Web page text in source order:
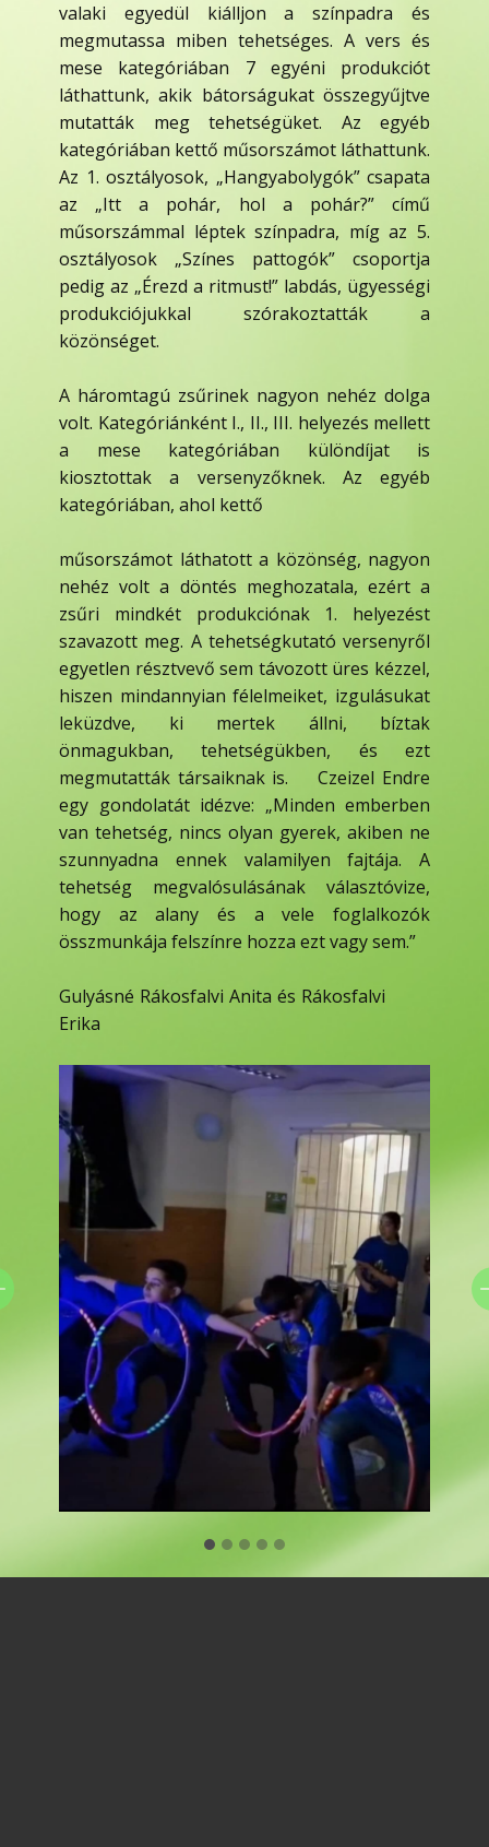
valaki egyedül kiálljon a színpadra és
megmutassa miben tehetséges. A vers és
mese kategóriában 7 egyéni produkciót
láthattunk, akik bátorságukat összegyűjtve
mutatták meg tehetségüket. Az egyéb
kategóriában kettő műsorszámot láthattunk.
Az 1. osztályosok, „Hangyabolygók” csapata
az „Itt a pohár, hol a pohár?” című
műsorszámmal léptek színpadra, míg az 5.
osztályosok „Színes pattogók” csoportja
pedig az „Érezd a ritmust!” labdás, ügyességi
produkciójukkal szórakoztatták a
közönséget.
A háromtagú zsűrinek nagyon nehéz dolga
volt. Kategóriánként I., II., III. helyezés mellett
a mese kategóriában különdíjat is
kiosztottak a versenyzőknek. Az egyéb
kategóriában, ahol kettő
műsorszámot láthatott a közönség, nagyon
nehéz volt a döntés meghozatala, ezért a
zsűri mindkét produkciónak 1. helyezést
szavazott meg. A tehetségkutató versenyről
egyetlen résztvevő sem távozott üres kézzel,
hiszen mindannyian félelmeiket, izgulásukat
leküzdve, ki mertek állni, bíztak
önmagukban, tehetségükben, és ezt
megmutatták társaiknak is. Czeizel Endre
egy gondolatát idézve: „Minden emberben
van tehetség, nincs olyan gyerek, akiben ne
szunnyadna ennek valamilyen fajtája. A
tehetség megvalósulásának választóvize,
hogy az alany és a vele foglalkozók
összmunkája felszínre hozza ezt vagy sem.”
Gulyásné Rákosfalvi Anita és Rákosfalvi
Erika